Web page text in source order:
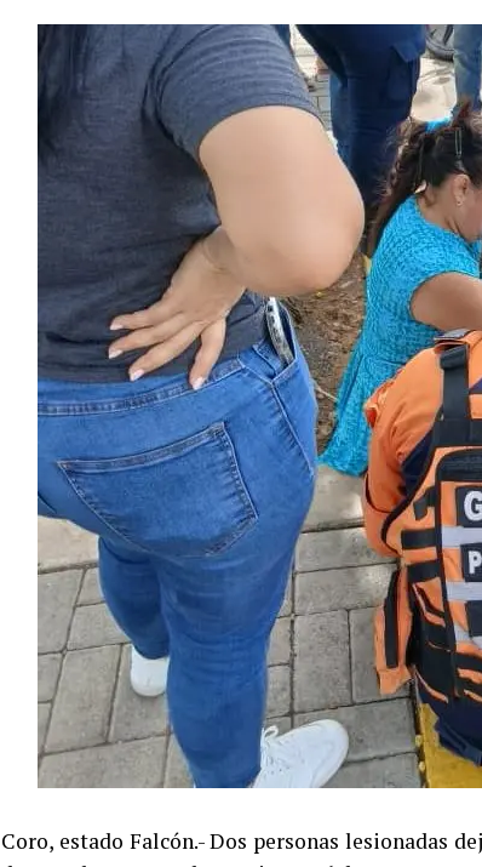
Coro, estado Falcón.- Dos personas lesionadas